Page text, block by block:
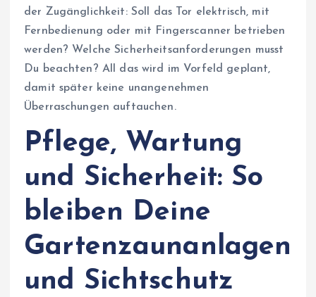
der Zugänglichkeit: Soll das Tor elektrisch, mit
Fernbedienung oder mit Fingerscanner betrieben
werden? Welche Sicherheitsanforderungen musst
Du beachten? All das wird im Vorfeld geplant,
damit später keine unangenehmen
Überraschungen auftauchen.
Pflege, Wartung
und Sicherheit: So
bleiben Deine
Gartenzaunanlagen
und Sichtschutz